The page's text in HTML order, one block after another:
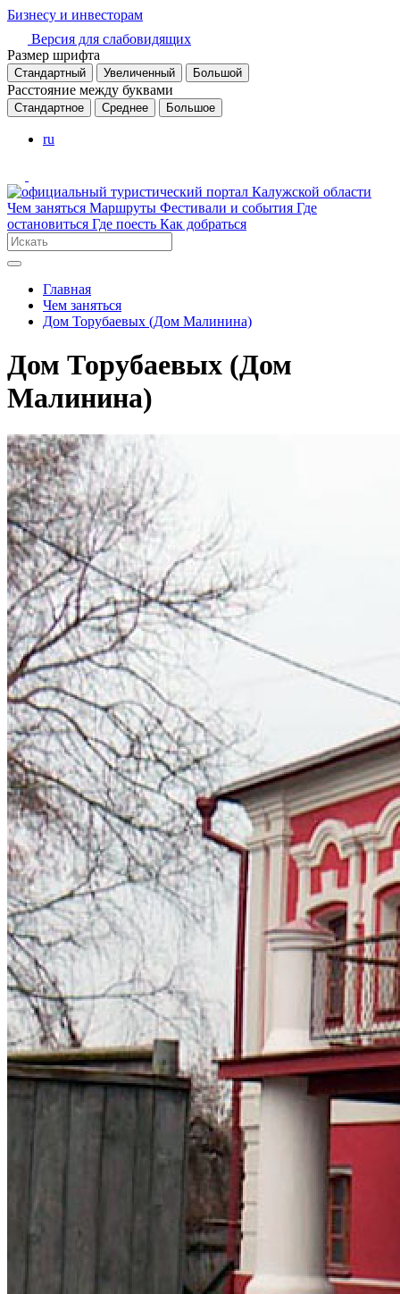
Бизнесу и инвесторам
Версия для слабовидящих
Размер шрифта
Стандартный Увеличенный Большой
Расстояние между буквами
Стандартное Среднее Большое
ru
Чем заняться Маршруты Фестивали и события Где
остановиться Где поесть Как добраться
Главная
Чем заняться
Дом Торубаевых (Дом Малинина)
Дом Торубаевых (Дом
Малинина)